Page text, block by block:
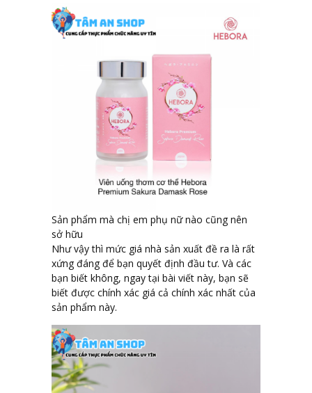
Sản phẩm mà chị em phụ nữ nào cũng nên
sở hữu
Như vậy thì mức giá nhà sản xuất đề ra là rất
xứng đáng để bạn quyết định đầu tư. Và các
bạn biết không, ngay tại bài viết này, bạn sẽ
biết được chính xác giá cả chính xác nhất của
sản phẩm này.